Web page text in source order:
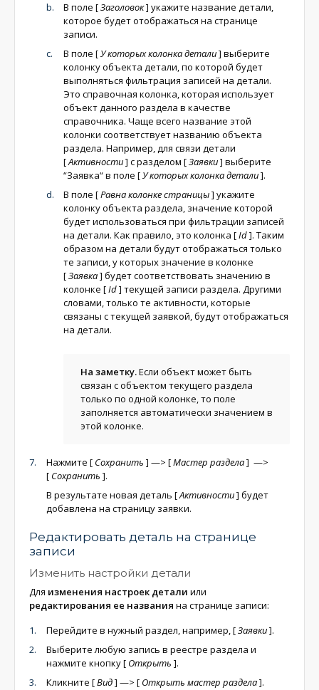
В поле [Заголовок] укажите название детали,
которое будет отображаться на странице
записи.
В поле [У которых колонка детали] выберите
колонку объекта детали, по которой будет
выполняться фильтрация записей на детали.
Это справочная колонка, которая использует
объект данного раздела в качестве
справочника. Чаще всего название этой
колонки соответствует названию объекта
раздела. Например, для связи детали
[Активности] с разделом [Заявки] выберите
“Заявка“ в поле [У которых колонка детали].
В поле [Равна колонке страницы] укажите
колонку объекта раздела, значение которой
будет использоваться при фильтрации записей
на детали. Как правило, это колонка [Id]. Таким
образом на детали будут отображаться только
те записи, у которых значение в колонке
[Заявка] будет соответствовать значению в
колонке [Id] текущей записи раздела. Другими
словами, только те активности, которые
связаны с текущей заявкой, будут отображаться
на детали.
На заметку.Если объект может быть
связан с объектом текущего раздела
только по одной колонке, то поле
заполняется автоматически значением в
этой колонке.
Нажмите [ Сохранить ] —> [Мастер раздела] —>
[ Сохранить ].
В результате новая деталь [Активности] будет
добавлена на страницу заявки.
Редактировать деталь на странице
записи
Изменить настройки детали
Для изменения настроек детали или
редактирования ее названия на странице записи:
Перейдите в нужный раздел, например,[Заявки].
Выберите любую запись в реестре раздела и
нажмите кнопку[ Открыть ].
Кликните [Вид] —> [ Открыть мастер раздела].